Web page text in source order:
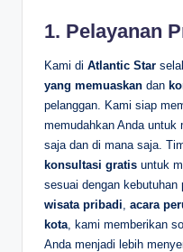
1. Pelayanan
Kami di Atlantic Star
yang memuaskan dan
pelanggan. Kami siap
memudahkan Anda untuk
saja dan di mana saja.
konsultasi gratis untuk
sesuai dengan kebutuhan
wisata pribadi acara
kota , kami memberikan
Anda menjadi lebih